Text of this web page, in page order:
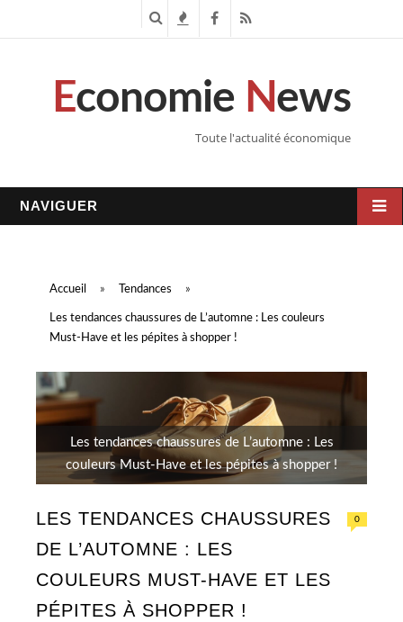
c n
s
F
c
R
S
Economie News
Toute l'actualité économique
NAVIGUER
Accueil » Tendances »
Les tendances chaussures de L’automne : Les couleurs
Must-Have et les pépites à shopper !
Les tendances chaussures de L’automne : Les
couleurs Must-Have et les pépites à shopper !
LES TENDANCES CHAUSSURES
DE L’AUTOMNE : LES
COULEURS MUST-HAVE ET LES
PÉPITES À SHOPPER !
0